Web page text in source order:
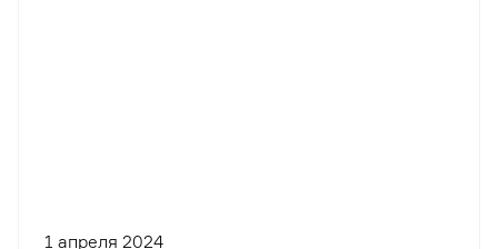
1 апреля 2024